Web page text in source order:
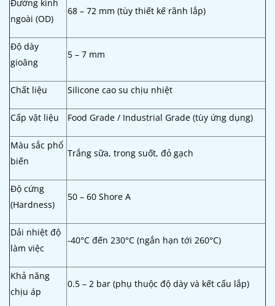
Đường kính
ngoài (OD)
68 – 72 mm (tùy thiết kế rãnh lắp)
Độ dày
gioăng
5 – 7 mm
Chất liệu Silicone cao su chịu nhiệt
Cấp vật liệu Food Grade / Industrial Grade (tùy ứng dụng)
Màu sắc phổ
biến
Trắng sữa, trong suốt, đỏ gạch
Độ cứng
(Hardness)
50 – 60 Shore A
Dải nhiệt độ
làm việc
-40°C đến 230°C (ngắn hạn tới 260°C)
Khả năng
chịu áp
0.5 – 2 bar (phụ thuộc độ dày và kết cấu lắp)